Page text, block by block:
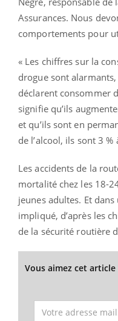
Assurances. Nous
comportements pour
« Les chiffres sur la
drogue sont
déclarent consommer
signifie qu’ils
et qu’ils sont en
de l’alcool, ils sont 3
Les accidents de la
mortalité chez les 18-
jeunes adultes. Et
impliqué, d’après les
de la sécurité routière
Vous aimez cet